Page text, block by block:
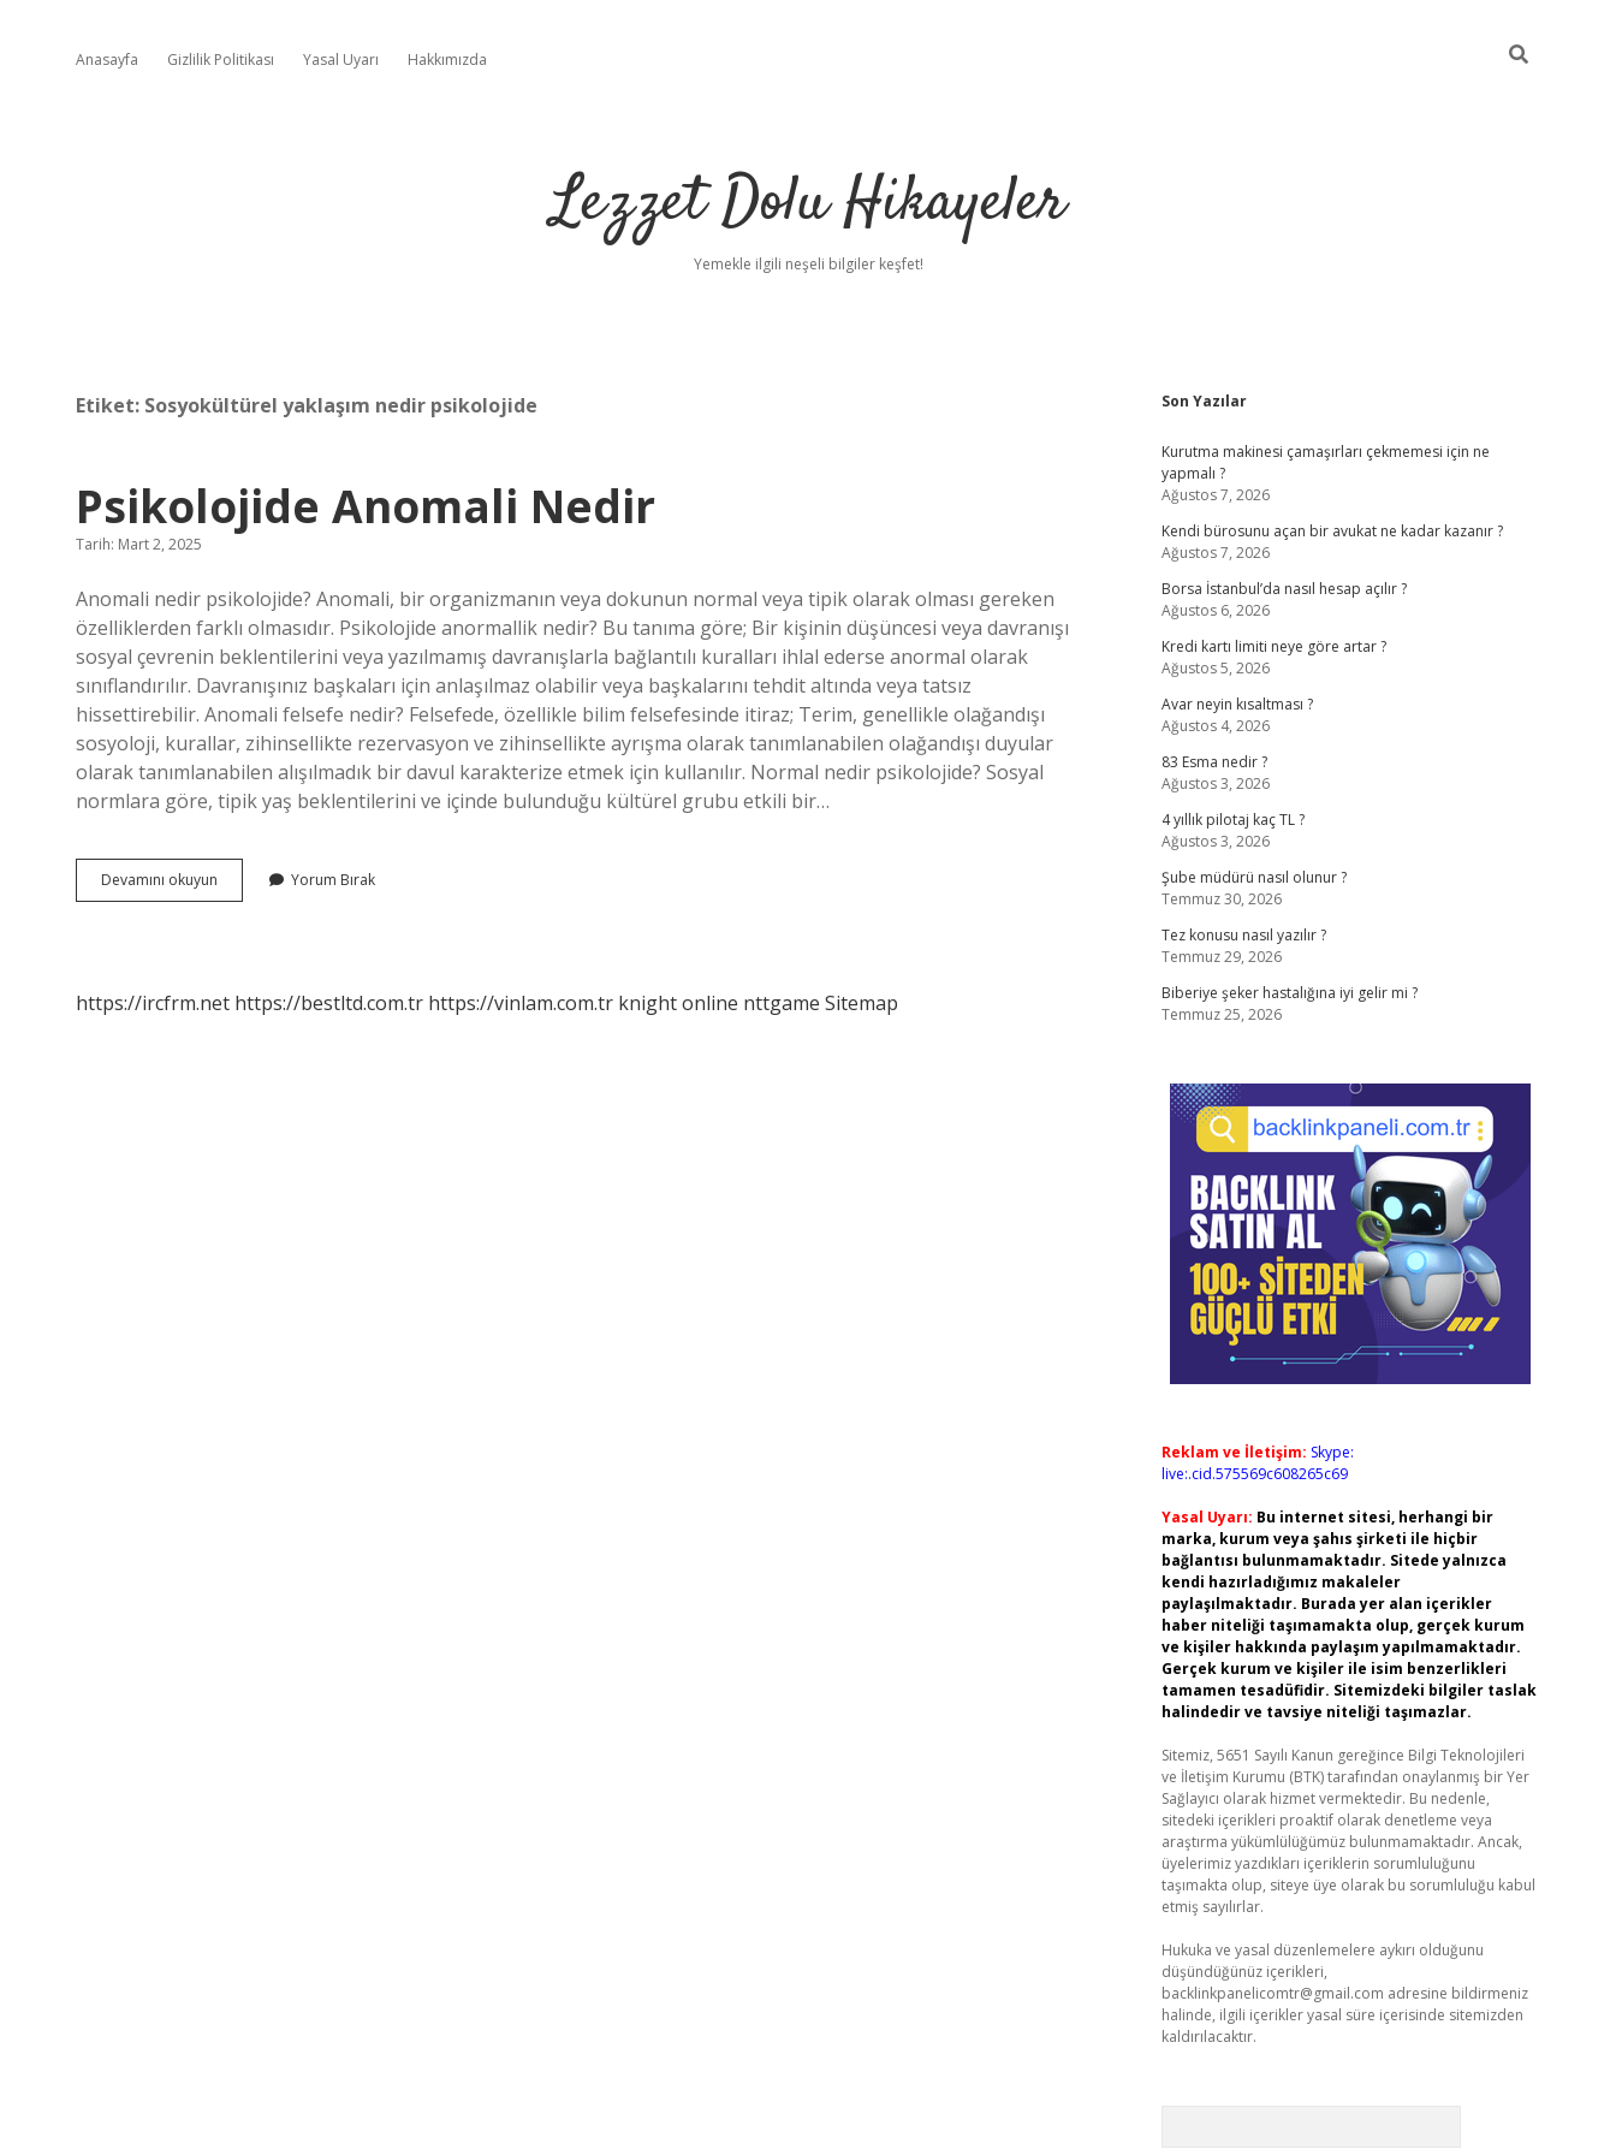
Anasayfa Gizlilik Politikası Yasal Uyarı Hakkımızda
Lezzet Dolu Hikayeler
Yemekle ilgili neşeli bilgiler keşfet!
Etiket: Sosyokültürel yaklaşım nedir psikolojide
Psikolojide Anomali Nedir
Tarih: Mart 2, 2025
Anomali nedir psikolojide? Anomali, bir organizmanın veya dokunun normal veya tipik olarak olması gereken
özelliklerden farklı olmasıdır. Psikolojide anormallik nedir? Bu tanıma göre; Bir kişinin düşüncesi veya davranışı
sosyal çevrenin beklentilerini veya yazılmamış davranışlarla bağlantılı kuralları ihlal ederse anormal olarak
sınıflandırılır. Davranışınız başkaları için anlaşılmaz olabilir veya başkalarını tehdit altında veya tatsız
hissettirebilir. Anomali felsefe nedir? Felsefede, özellikle bilim felsefesinde itiraz; Terim, genellikle olağandışı
sosyoloji, kurallar, zihinsellikte rezervasyon ve zihinsellikte ayrışma olarak tanımlanabilen olağandışı duyular
olarak tanımlanabilen alışılmadık bir davul karakterize etmek için kullanılır. Normal nedir psikolojide? Sosyal
normlara göre, tipik yaş beklentilerini ve içinde bulunduğu kültürel grubu etkili bir…
Devamını okuyun Psikolojide
Anomali
Yorum Bırak
https://ircfrm.net https://bestltd.com.tr https://vinlam.com.tr knight online nttgame Sitemap
Sidebar
Son Yazılar
Kurutma makinesi çamaşırları çekmemesi için ne
yapmalı ?
Ağustos 7, 2026
Kendi bürosunu açan bir avukat ne kadar kazanır ?
Ağustos 7, 2026
Borsa İstanbul’da nasıl hesap açılır ?
Ağustos 6, 2026
Kredi kartı limiti neye göre artar ?
Ağustos 5, 2026
Avar neyin kısaltması ?
Ağustos 4, 2026
83 Esma nedir ?
Ağustos 3, 2026
4 yıllık pilotaj kaç TL ?
Ağustos 3, 2026
Şube müdürü nasıl olunur ?
Temmuz 30, 2026
Tez konusu nasıl yazılır ?
Temmuz 29, 2026
Biberiye şeker hastalığına iyi gelir mi ?
Temmuz 25, 2026
Reklam ve İletişim: Skype:
live:.cid.575569c608265c69
Yasal Uyarı: Bu internet sitesi, herhangi bir
marka, kurum veya şahıs şirketi ile hiçbir
bağlantısı bulunmamaktadır. Sitede yalnızca
kendi hazırladığımız makaleler
paylaşılmaktadır. Burada yer alan içerikler
haber niteliği taşımamakta olup, gerçek kurum
ve kişiler hakkında paylaşım yapılmamaktadır.
Gerçek kurum ve kişiler ile isim benzerlikleri
tamamen tesadüfidir. Sitemizdeki bilgiler taslak
halindedir ve tavsiye niteliği taşımazlar.
Sitemiz, 5651 Sayılı Kanun gereğince Bilgi Teknolojileri
ve İletişim Kurumu (BTK) tarafından onaylanmış bir Yer
Sağlayıcı olarak hizmet vermektedir. Bu nedenle,
sitedeki içerikleri proaktif olarak denetleme veya
araştırma yükümlülüğümüz bulunmamaktadır. Ancak,
üyelerimiz yazdıkları içeriklerin sorumluluğunu
taşımakta olup, siteye üye olarak bu sorumluluğu kabul
etmiş sayılırlar.
Hukuka ve yasal düzenlemelere aykırı olduğunu
düşündüğünüz içerikleri,
backlinkpanelicomtr@gmail.com adresine bildirmeniz
halinde, ilgili içerikler yasal süre içerisinde sitemizden
kaldırılacaktır.